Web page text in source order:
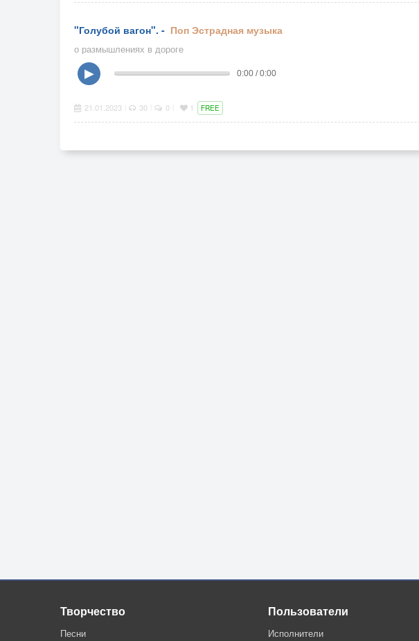
"Голубой вагон". - Поп Эстрадная музыка
о размышлениях в дороге
▶ 0:00 / 0:00
21.01.2023 30 0 1 FREE
Творчество
Песни
Пользователи
Исполнители